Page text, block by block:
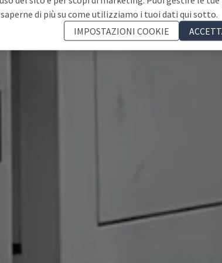
di più su come utilizziamo i tuoi dati qui sotto.
IMPOSTAZIONI COOKIE